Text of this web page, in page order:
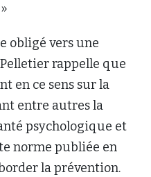
obligé vers une
rappelle que
en ce sens sur la
entre autres la
psychologique et
norme publiée en
la prévention.